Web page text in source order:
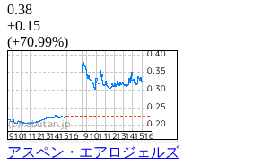
0.38
+0.15
(+70.99%)
アスペン・エアロジェルズ